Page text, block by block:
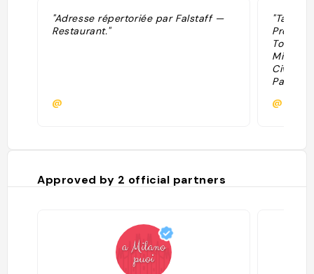
"Adresse répertoriée par Falstaff —
Restaurant."
@
"Tag:
Milano
Civico:
Paese:
Approved by 2 official partners